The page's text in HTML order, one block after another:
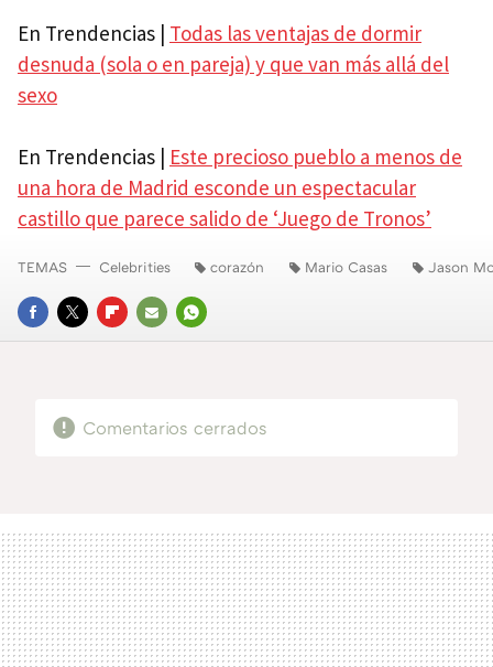
En Trendencias | Todas las ventajas de dormir
desnuda (sola o en pareja) y que van más allá del
sexo
En Trendencias | Este precioso pueblo a menos de
una hora de Madrid esconde un espectacular
castillo que parece salido de ‘Juego de Tronos’
FACEBOOK
TWITTERFLIPBOARD
E-
WHATSAPP
TEMAS Celebrities corazón Mario Casas Jason
Comentarios cerrados